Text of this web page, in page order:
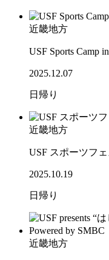
近畿地方
USF Sports Camp
2025.12.07
日帰り
近畿地方
USF スポーツフ
2025.10.19
日帰り
近畿地方